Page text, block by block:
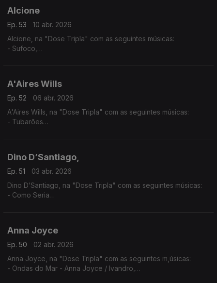
Alcione
Ep. 53
10 abr. 2026
Alcione, na "Dose Tripla" com as seguintes músicas:
- Sufoco,
A'Aires Wills
Ep. 52
06 abr. 2026
A'Aires Wills, na "Dose Tripla" com as seguintes músicas:
- Tubarões
Dino D’Santiago,
Ep. 51
03 abr. 2026
Dino D’Santiago, na "Dose Tripla" com as seguintes músicas:
- Como Seria
Anna Joyce
Ep. 50
02 abr. 2026
Anna Joyce, na "Dose Tripla" com as seguintes m,úsicas:
- Ondas do Mar - Anna Joyce / Ivandro,